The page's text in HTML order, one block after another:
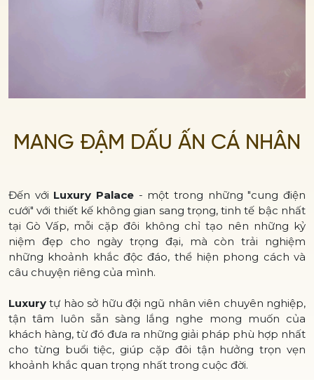
MANG ĐẬM DẤU ẤN CÁ NHÂN
Đến với Luxury Palace - một trong những "cung điện
cưới" với thiết kế không gian sang trọng, tinh tế bậc nhất
tại Gò Vấp, mỗi cặp đôi không chỉ tạo nên những kỷ
niệm đẹp cho ngày trọng đại, mà còn trải nghiệm
những khoảnh khắc độc đáo, thể hiện phong cách và
câu chuyện riêng của mình.
Luxury tự hào sở hữu đội ngũ nhân viên chuyên nghiệp,
tận tâm luôn sẵn sàng lắng nghe mong muốn của
khách hàng, từ đó đưa ra những giải pháp phù hợp nhất
cho từng buổi tiệc, giúp cặp đôi tận hưởng trọn vẹn
khoảnh khắc quan trọng nhất trong cuộc đời.